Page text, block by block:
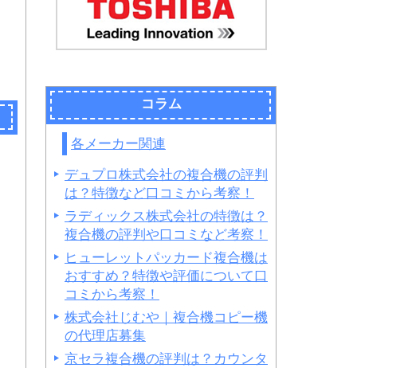
コラム
各メーカー関連
デュプロ株式会社の複合機の評判
は？特徴など口コミから考察！
ラディックス株式会社の特徴は？
複合機の評判や口コミなど考察！
ヒューレットパッカード複合機は
おすすめ？特徴や評価について口
コミから考察！
株式会社じむや｜複合機コピー機
の代理店募集
京セラ複合機の評判は？カウンタ